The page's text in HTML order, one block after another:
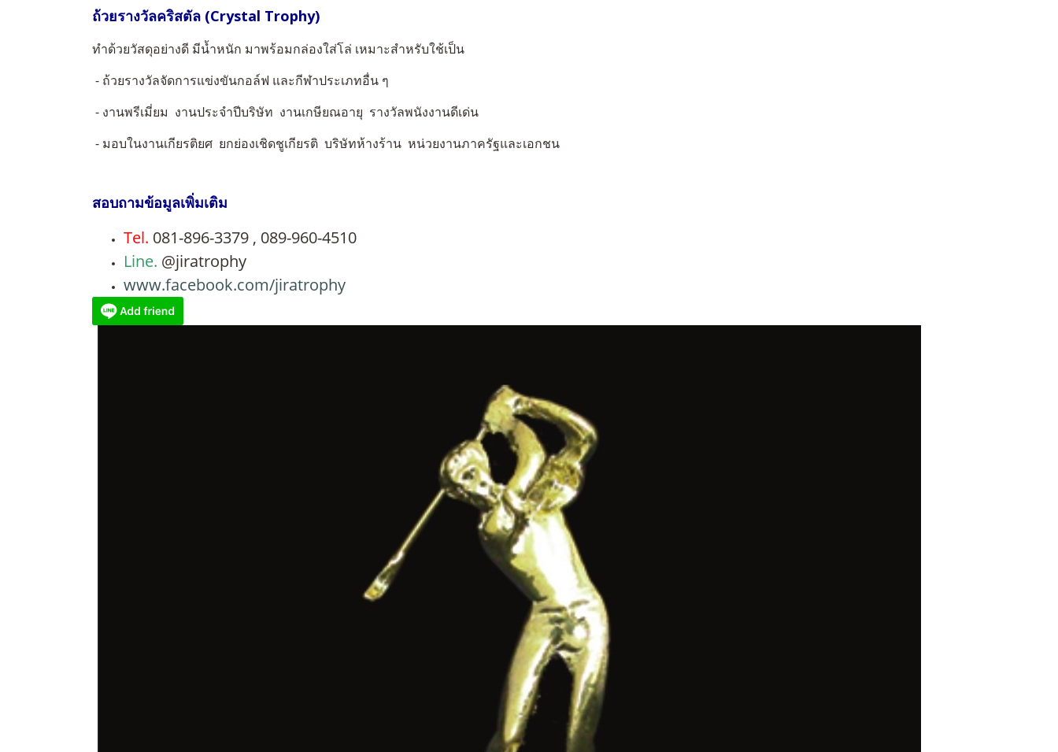
ถ้วยรางวัลคริสตัล (Crystal Trophy)
ทำด้วยวัสดุอย่างดี มีน้ำหนัก มาพร้อมกล่องใส่โล่ เหมาะสำหรับใช้เป็น
- ถ้วยรางวัลจัดการแข่งขันกอล์ฟ และกีฬาประเภทอื่น ๆ
- งานพรีเมี่ยม งานประจำปีบริษัท งานเกษียณอายุ รางวัลพนังงานดีเด่น
- มอบในงานเกียรติยศ ยกย่องเชิดชูเกียรติ บริษัทห้างร้าน หน่วยงานภาครัฐและเอกชน
สอบถามข้อมูลเพิ่มเติม
Tel. 081-896-3379 , 089-960-4510
Line. @jiratrophy
www.facebook.com/jiratrophy